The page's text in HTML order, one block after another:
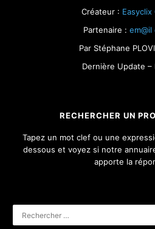
Créateur : Easyclix
Partenaire :
Par Stéphane
Dernière Update –
RECHERCHER UN
Tapez un mot clef ou une
dessous et voyez si notre
apporte la